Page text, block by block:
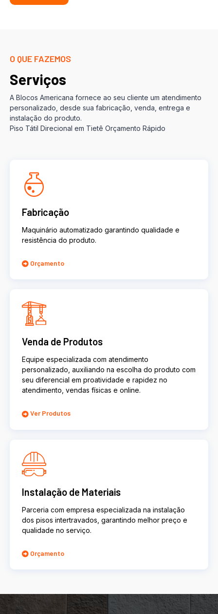
O QUE FAZEMOS
Serviços
A Blocos Americana fornece ao seu cliente um atendimento
personalizado, desde sua fabricação, venda, entrega e
instalação do produto.
Piso Tátil Direcional em Tietê Orçamento Rápido
Fabricação
Maquinário automatizado garantindo qualidade e
resistência do produto.
Orçamento
Venda de Produtos
Equipe especializada com atendimento
personalizado, auxiliando na escolha do produto com
seu diferencial em proatividade e rapidez no
atendimento, vendas físicas e online.
Ver Produtos
Instalação de Materiais
Parceria com empresa especializada na instalação
dos pisos intertravados, garantindo melhor preço e
qualidade no serviço.
Orçamento